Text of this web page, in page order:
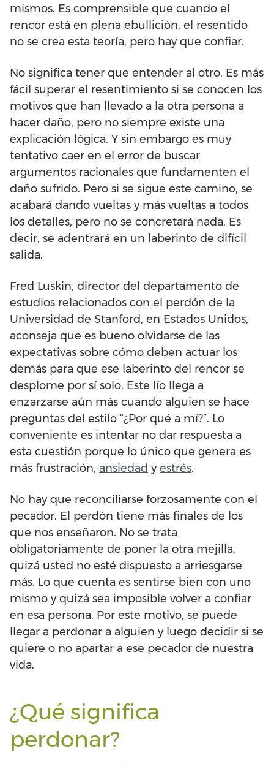
mismos. Es comprensible que cuando el
rencor está en plena ebullición, el resentido
no se crea esta teoría, pero hay que confiar.
No significa tener que entender al otro. Es más
fácil superar el resentimiento si se conocen los
motivos que han llevado a la otra persona a
hacer daño, pero no siempre existe una
explicación lógica. Y sin embargo es muy
tentativo caer en el error de buscar
argumentos racionales que fundamenten el
daño sufrido. Pero si se sigue este camino, se
acabará dando vueltas y más vueltas a todos
los detalles, pero no se concretará nada. Es
decir, se adentrará en un laberinto de difícil
salida.
Fred Luskin, director del departamento de
estudios relacionados con el perdón de la
Universidad de Stanford, en Estados Unidos,
aconseja que es bueno olvidarse de las
expectativas sobre cómo deben actuar los
demás para que ese laberinto del rencor se
desplome por sí solo. Este lío llega a
enzarzarse aún más cuando alguien se hace
preguntas del estilo “¿Por qué a mí?”. Lo
conveniente es intentar no dar respuesta a
esta cuestión porque lo único que genera es
más frustración, ansiedad yestrés.
No hay que reconciliarse forzosamente con el
pecador. El perdón tiene más finales de los
que nos enseñaron. No se trata
obligatoriamente de poner la otra mejilla,
quizá usted no esté dispuesto a arriesgarse
más. Lo que cuenta es sentirse bien con uno
mismo y quizá sea imposible volver a confiar
en esa persona. Por este motivo, se puede
llegar a perdonar a alguien y luego decidir si se
quiere o no apartar a ese pecador de nuestra
vida.
¿Qué significa
perdonar?